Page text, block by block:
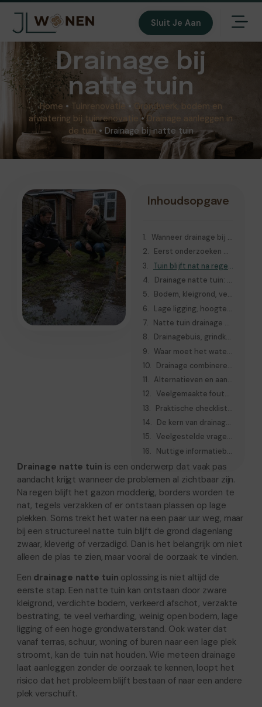
Sluit Je Aan
Drainage bij
natte tuin
Home • Tuinrenovatie •
Grondwerk, bodem en
afwatering bij tuinrenovatie
• Drainage aanleggen in
de tuin • Drainage bij natte tuin
Inhoudsopgave
Wanneer drainage bij een natte tuin nodig kan zijn
Eerst onderzoeken waarom de tuin nat blijft
Tuin blijft nat na regen: tijdelijk probleem of structurele wateroverlast?
Drainage natte tuin: wanneer is drainage de juiste oplossing?
Bodem, kleigrond, verdichting en slechte infiltratie herkennen
Lage ligging, hoogtes en verkeerd afschot beoordelen
Natte tuin drainage aanleggen tijdens tuinrenovatie
Drainagebuis, grindkoffer, infiltratiekrat of goot: wat past waar?
Waar moet het water naartoe bij drainage?
Drainage combineren met bestrating, borders, gazon en beplanting
Alternatieven en aanvullende oplossingen voor een natte tuin
Veelgemaakte fouten bij drainage in een natte tuin
Praktische checklist vóór u drainage laat aanleggen
De kern van drainage alleen waar de oorzaak dat vraagt
Veelgestelde vragen over drainage natte tuin
Nuttige informatiebronnen
Drainage natte tuin is een onderwerp dat vaak pas
aandacht krijgt wanneer de problemen al zichtbaar zijn.
Na regen blijft het gazon modderig, borders worden te
nat, tegels verzakken of er ontstaan plassen op lage
plekken. Soms trekt het water na een paar uur weg, maar
bij een structureel natte tuin blijft de grond dagenlang
zwaar, kleverig of verzadigd. Dan is het belangrijk om niet
alleen de plas te zien, maar vooral de oorzaak te vinden.
Een drainage natte tuin oplossing is niet altijd de
eerste stap. Een natte tuin kan ontstaan door zware
kleigrond, verdichte bodem, verkeerd afschot, verzakte
bestrating, te veel verharding, weinig open bodem, lage
ligging of een hoge grondwaterstand. Ook water dat
vanaf terras, schuur, woning of buren naar een lage plek
stroomt, kan de tuin nat houden. Wie meteen drainage
laat aanleggen zonder de oorzaak te kennen, loopt het
risico dat het probleem blijft bestaan of naar een andere
plek verschuift.